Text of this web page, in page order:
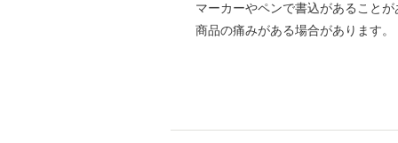
マーカーやペンで書込があることが
商品の痛みがある場合があります。